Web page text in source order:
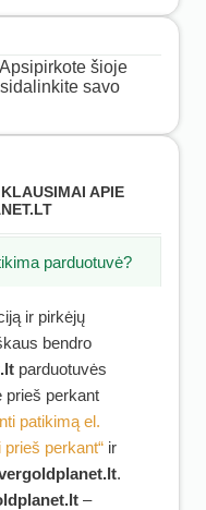
šioje
savo
APIE
parduotuvė?
ir pirkėjų
bendro
parduotuvės
prieš perkant
patikimą el.
perkant“ ir
.
–